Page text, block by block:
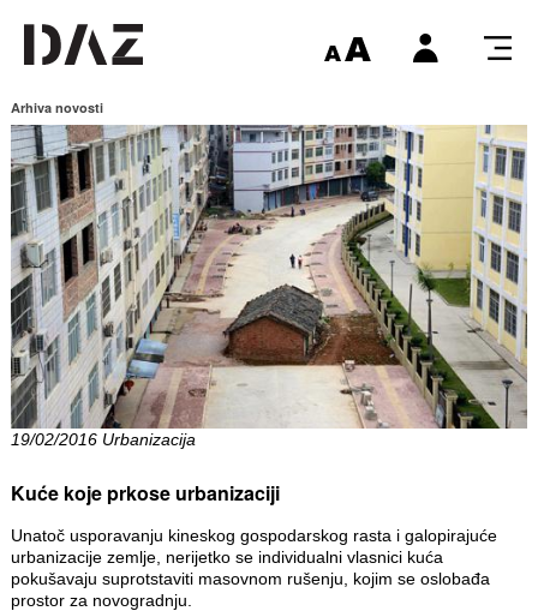
Arhiva novosti
19/02/2016 Urbanizacija
Kuće koje prkose urbanizaciji
Unatoč usporavanju kineskog gospodarskog rasta i galopirajuće
urbanizacije zemlje, nerijetko se individualni vlasnici kuća
pokušavaju suprotstaviti masovnom rušenju, kojim se oslobađa
prostor za novogradnju.